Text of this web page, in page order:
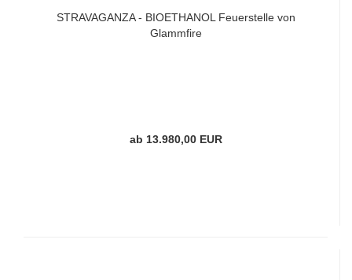
STRAVAGANZA - BIOETHANOL Feuerstelle von
Glammfire
ab 13.980,00 EUR